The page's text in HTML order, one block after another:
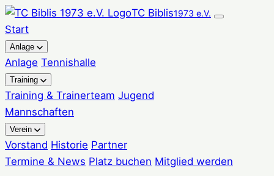
Zum
Inhalt
springen
TC Biblis1973 e.V.
Start
Anlage
Anlage Tennishalle
Training
Training & Trainerteam Jugend
Mannschaften
Verein
Vorstand Historie Partner
Termine & News Platz buchen Mitglied werden